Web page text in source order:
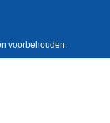
voorbehouden.